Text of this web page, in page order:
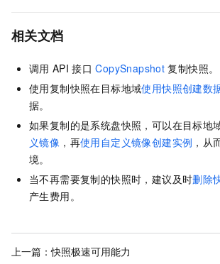
相关文档
调用 API 接口 CopySnapshot 复制快照。
使用复制快照在目标地域使用快照创建数
据。
如果复制的是系统盘快照，可以在目标地
义镜像 ，再使用自定义镜像创建实例 ，从
境。
当不再需要复制的快照时，建议及时删除
产生费用。
上一篇：快照极速可用能力